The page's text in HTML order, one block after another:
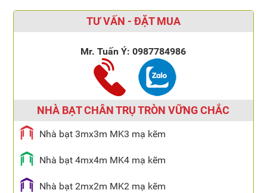
TƯ VẤN - ĐẶT MUA
Mr. Tuấn Ý:0987784986
NHÀ BẠT CHÂN TRỤ TRÒN VỮNG CHẮC
Nhà bạt 3mx3m MK3 mạ kẽm
Nhà bạt 4mx4m MK4 mạ kẽm
Nhà bạt 2mx2m MK2 mạ kẽm